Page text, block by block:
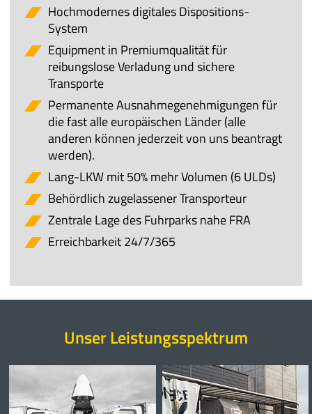
Hochmodernes digitales Dispositions-
System
Equipment in Premiumqualität für
reibungslose Verladung und sichere
Transporte
Permanente Ausnahmegenehmigungen für
die fast alle europäischen Länder (alle
anderen können jederzeit von uns beantragt
werden).
Lang-LKW mit 50% mehr Volumen (6 ULDs)
Behördlich zugelassener Transporteur
Zentrale Lage des Fuhrparks nahe FRA
Erreichbarkeit 24/7/365
Unser Leistungsspektrum